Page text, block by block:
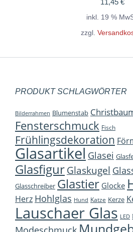
11,45 €
inkl. 19 %
zzgl.
PRODUKT SCHLAGWÖRTER
Bilderrahmen Blumenstab
Fensterschmuck Fisch
Frühlingsdekoration
Glasartikel Glasei
Glasfigur Glaskugel
Glasschreiber Glastier Glocke
Herz Hohlglas Hund Katze Kerze
Lauschaer Glas LED